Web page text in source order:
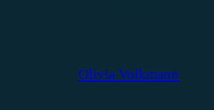
Olivia Volkmann